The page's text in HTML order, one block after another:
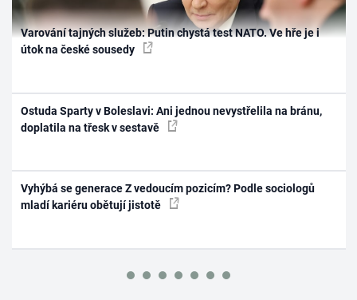
Varování tajných služeb: Putin chystá test NATO. Ve hře je i
útok na české sousedy
Ostuda Sparty v Boleslavi: Ani jednou nevystřelila na bránu,
doplatila na třesk v sestavě
Vyhýbá se generace Z vedoucím pozicím? Podle sociologů
mladí kariéru obětují jistotě